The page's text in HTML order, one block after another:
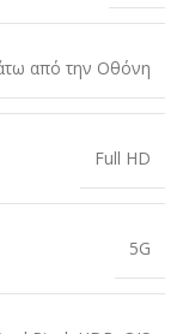
από την Οθόνη
Full HD
5G